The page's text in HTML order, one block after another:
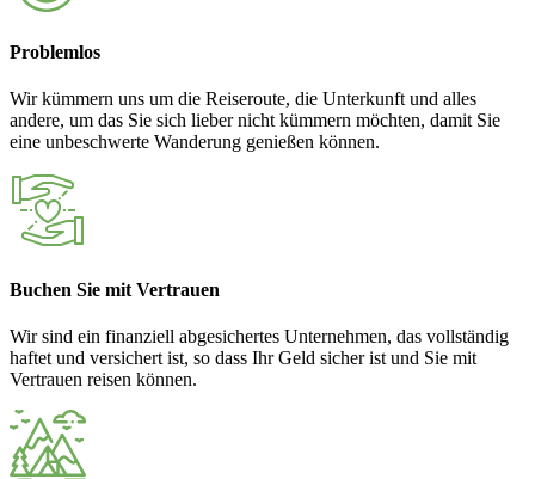
Problemlos
Wir kümmern uns um die Reiseroute, die Unterkunft und alles
andere, um das Sie sich lieber nicht kümmern möchten, damit Sie
eine unbeschwerte Wanderung genießen können.
Buchen Sie mit Vertrauen
Wir sind ein finanziell abgesichertes Unternehmen, das vollständig
haftet und versichert ist, so dass Ihr Geld sicher ist und Sie mit
Vertrauen reisen können.